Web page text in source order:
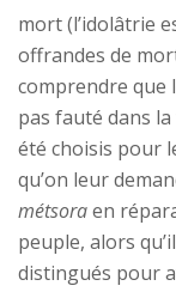
mort (l’idolâtrie
offrandes de
comprendre que
pas fauté dans
été choisis pour
qu’on leur
métsoraen
peuple, alors
distingués pour